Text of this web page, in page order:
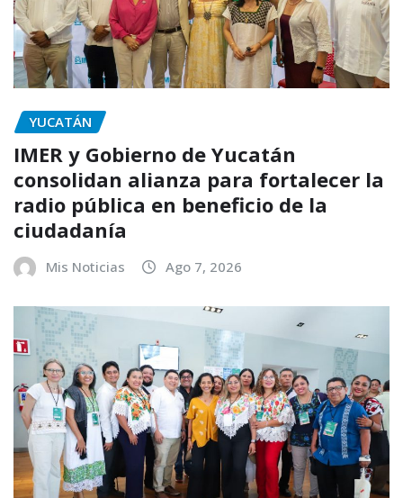
YUCATÁN
IMER y Gobierno de Yucatán
consolidan alianza para fortalecer la
radio pública en beneficio de la
ciudadanía
Mis Noticias Ago 7, 2026